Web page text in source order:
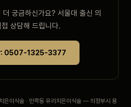
더 궁금하신가요? 서울대 출신 의
상담해 드립니다.
: 0507-1325-3377
은이식술 · 민락동 유리치은이식술 — 의정부시 용